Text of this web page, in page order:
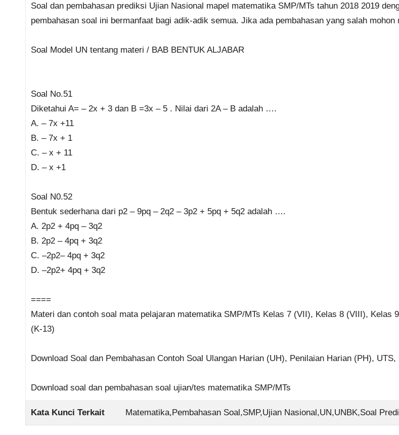
Soal dan pembahasan prediksi Ujian Nasional mapel matematika SMP/MTs tahun 2018 2019
pembahasan soal ini bermanfaat bagi adik-adik semua. Jika ada pembahasan yang salah
Soal Model UN tentang materi / BAB BENTUK ALJABAR
Soal No.51
Diketahui A= – 2x + 3 dan B =3x – 5 . Nilai dari 2A – B adalah ….
A. – 7x +11
B. – 7x + 1
C. – x + 11
D. – x +1
Soal N0.52
Bentuk sederhana dari p2 – 9pq – 2q2 – 3p2 + 5pq + 5q2 adalah ….
A. 2p2 + 4pq – 3q2
B. 2p2 – 4pq + 3q2
C. –2p2– 4pq + 3q2
D. –2p2+ 4pq + 3q2
====
Materi dan contoh soal mata pelajaran matematika SMP/MTs Kelas 7 (VII), Kelas 8 (VIII),
(K-13)
Download Soal dan Pembahasan Contoh Soal Ulangan Harian (UH), Penilaian Harian (PH),
Download soal dan pembahasan soal ujian/tes matematika SMP/MTs
Kata Kunci Terkait Matematika,Pembahasan Soal,SMP,Ujian Nasional,UN,UNBK,Soal